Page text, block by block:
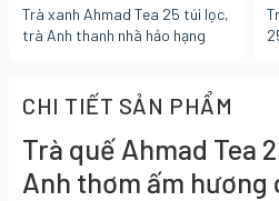
Trà xanh Ahmad Tea 25 túi lọc,
trà Anh thanh nhã hảo hạng
CHI TIẾT SẢN PHẨM
Trà quế Ahmad Tea
Anh thơm ấm hương